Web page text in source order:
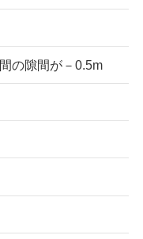
隙間が－0.5m